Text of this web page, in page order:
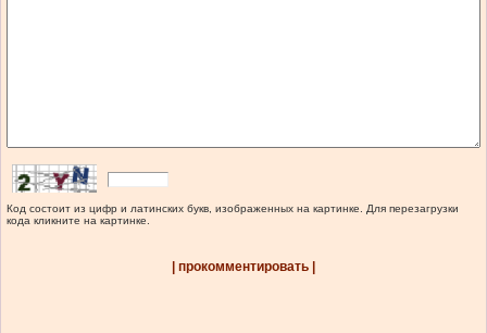
Код состоит из цифр и латинских букв, изображенных на картинке. Для перезагрузки
кода кликните на картинке.
| прокомментировать |